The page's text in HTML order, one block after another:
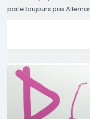
parle toujours pas